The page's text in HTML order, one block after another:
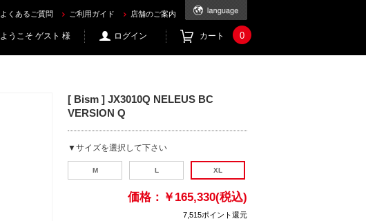
よくあるご質問 ご利用ガイド 店舗のご案内
ようこそ ゲスト 様 ログイン カート 0
[ Bism ] JX3010Q NELEUS BC
VERSION Q
▼サイズを選択して下さい
M L XL
価格： ￥165,330(税込)
7,515ポイント還元